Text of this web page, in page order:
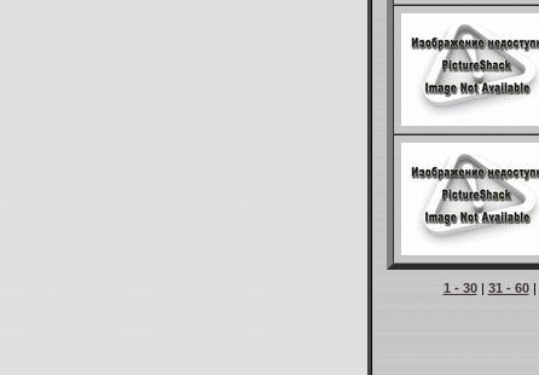
1 - 30| 31 - 60|